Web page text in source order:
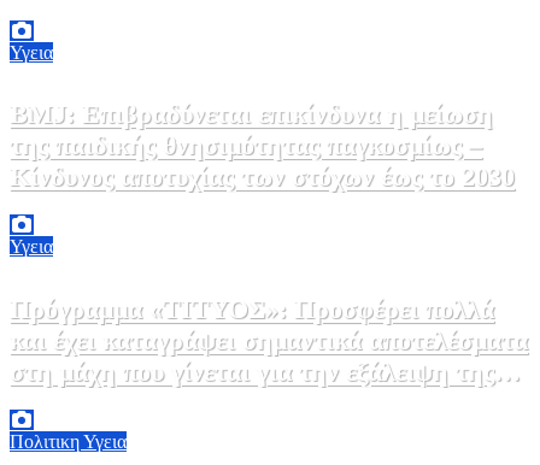
Υγεια
BMJ: Επιβραδύνεται επικίνδυνα η μείωση
της παιδικής θνησιμότητας παγκοσμίως –
Κίνδυνος αποτυχίας των στόχων έως το 2030
Υγεια
Πρόγραμμα «ΤΙΤΥΟΣ»: Προσφέρει πολλά
και έχει καταγράψει σημαντικά αποτελέσματα
στη μάχη που γίνεται για την εξάλειψη της
ηπατίτιδας C
ΠολιτικηΥγεια